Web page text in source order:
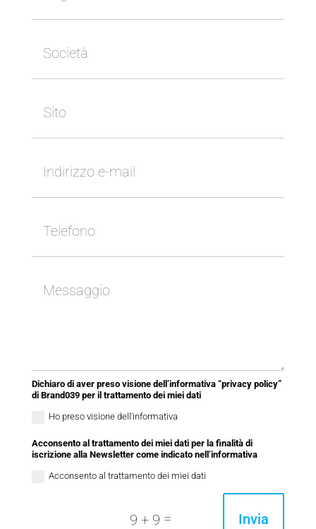
Dichiaro di aver preso visione dell’informativa “privacy policy”
di Brand039 per il trattamento dei miei dati
Ho preso visione dell'informativa
Acconsento al trattamento dei miei dati per la finalità di
iscrizione alla Newsletter come indicato nell’informativa
Acconsento al trattamento dei miei dati
9 + 9 = Invia